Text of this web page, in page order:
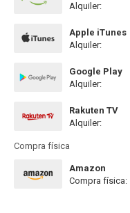
Alquiler:
Apple iTunes
Alquiler:
Google Play
Alquiler:
Rakuten TV
Alquiler:
Compra física
Amazon
Compra física: